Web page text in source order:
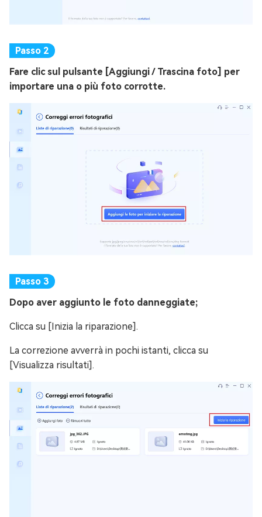
Fare clic sul pulsante [Aggiungi / Trascina foto] per
importare una o più foto corrotte.
Dopo aver aggiunto le foto danneggiate;
Clicca su [Inizia la riparazione].
La correzione avverrà in pochi istanti, clicca su
[Visualizza risultati].